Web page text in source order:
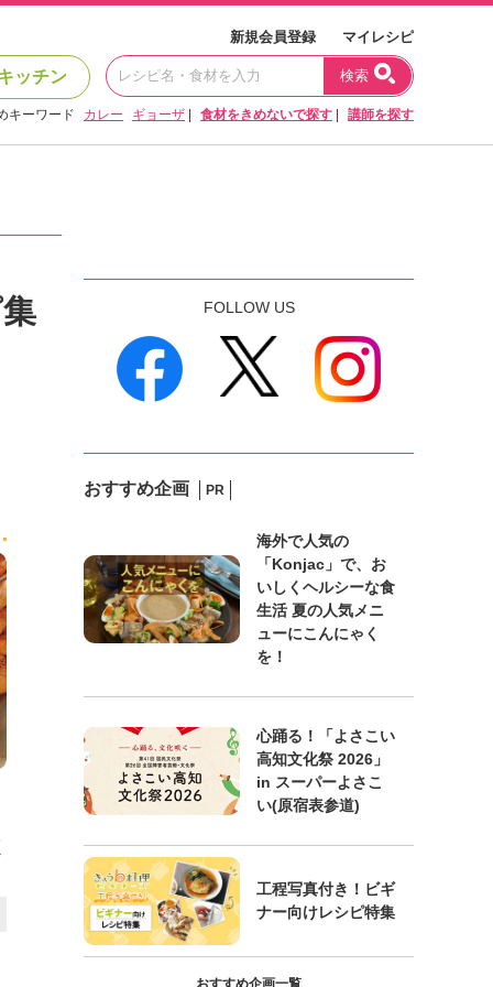
新規会員登録 マイレシピ
ッチン 検索
キーワード カレー ギョーザ 食材をきめないで探す 講師を探す
FOLLOW US
おすすめ企画 PR
海外で人気の
「Konjac」で、お
いしくヘルシーな食
生活 夏の人気メニ
ューにこんにゃく
を！
心踊る！「よさこい
高知文化祭 2026」
in スーパーよさこ
い(原宿表参道)
工程写真付き！ビギ
ナー向けレシピ特集
おすすめ企画一覧